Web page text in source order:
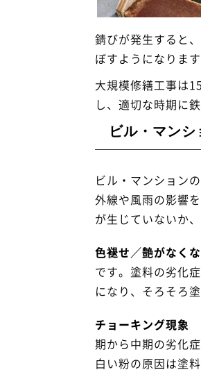
錆びが発生すると
ぼすようになりま
大規模修繕工事は
し、適切な時期に
ビル・マン
ビル・マンション
外線や風雨の影響
が生じていないか
色褪せ／艶がなくな
です。塗料の劣化
になり、そろそろ
チョーキング現象
期から中期の劣化
白い粉の原因は塗